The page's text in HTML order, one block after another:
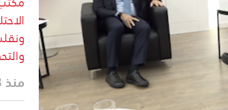
منذ 38 دقيقة